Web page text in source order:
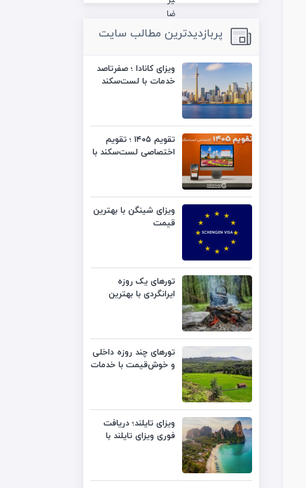
پربازدیدترین مطالب سایت
ویزای کانادا ؛ صفرتاصد
خدمات با لست‌سکند
تقویم ۱۴۰۵ ؛ تقویم
اختصاصی لست‌سکند با
ویزای شینگن با بهترین
قیمت
تورهای یک روزه
ایرانگردی با بهترین
تورهای چند روزه داخلی
و خوش‌قیمت با خدمات
ویزای تایلند؛ دریافت
فوری ویزای تایلند با